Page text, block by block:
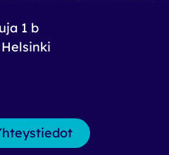
1 b